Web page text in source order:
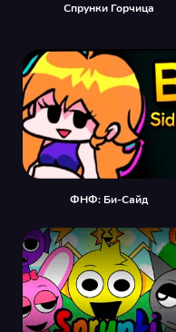
Спрунки Горчица
ФНФ: Би-Сайд